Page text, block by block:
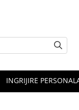
INGRIJIRE